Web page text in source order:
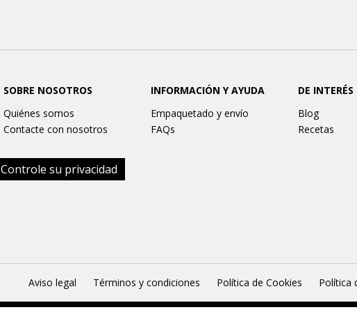
SOBRE NOSOTROS
Quiénes somos
Contacte con nosotros
INFORMACIÓN Y AYUDA
Empaquetado y envío
FAQs
DE INTERÉS
Blog
Recetas
Controle su privacidad
Aviso legal Términos y condiciones Política de Cookies Política